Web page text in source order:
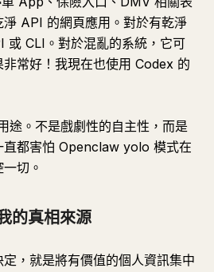
API 的網頁應用。對於有乾淨
或 CLI。對於混亂的系統，它可
常好！我現在也使用 Codex 的
途。不是戲劇性的自主性，而是
直都害怕 Openclaw yolo 模式在
切。
的真相來源
，就是將有價值的個人資訊集中